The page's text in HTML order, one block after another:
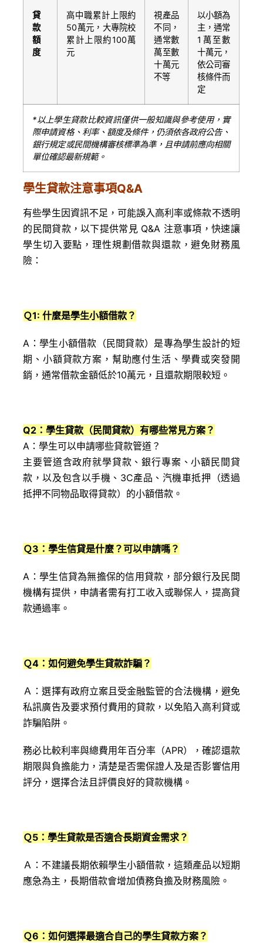
貸
款
額
度
高中職累計上限約
50萬元，大專院校
累計上限約100萬
元
視產品
不同，
通常數
萬至數
十萬元
不等
以小額為
主，通常
1萬至數
十萬元，
依公司審
核條件而
定
*以上學生貸款比較資訊僅供一般知識與參考使用，實
際申請資格、利率、額度及條件，仍須依各政府公告、
銀行規定或民間機構審核標準為準，且申請前應向相關
單位確認最新規範。
學生貸款注意事項Q&A
有些學生因資訊不足，可能誤入高利率或條款不透明
的民間貸款，以下提供常見 Q&A 注意事項，快速讓
學生切入要點，理性規劃借款與還款，避免財務風
險：
Ｑ1: 什麼是學生小額借款？
A：學生小額借款（民間貸款）是專為學生設計的短
期、小額貸款方案，幫助應付生活、學費或突發開
銷，通常借款金額低於10萬元，且還款期限較短。
Q2 ：學生貸款（民間貸款）有哪些常見方案？
A：學生可以申請哪些貸款管道？
主要管道含政府就學貸款、銀行專案、小額民間貸
款，以及包含以手機、3C產品、汽機車抵押（透過
抵押不同物品取得貸款）的小額借款。
Ｑ3：學生信貸是什麼？可以申請嗎？
A：學生信貸為無擔保的信用貸款，部分銀行及民間
機構有提供，申請者需有打工收入或聯保人，提高貸
款通過率。
Ｑ4：如何避免學生貸款詐騙？
Ａ：選擇有政府立案且受金融監管的合法機構，避免
私訊廣告及要求預付費用的貸款，以免陷入高利貸或
詐騙陷阱。
務必比較利率與總費用年百分率（APR），確認還款
期限與負擔能力，清楚是否需保證人及是否影響信用
評分，選擇合法且評價良好的貸款機構。
Ｑ5：學生貸款是否適合長期資金需求？
Ａ：不建議長期依賴學生小額借款，這類產品以短期
應急為主，長期借款會增加債務負擔及財務風險。
Ｑ6：如何選擇最適合自己的學生貸款方案？